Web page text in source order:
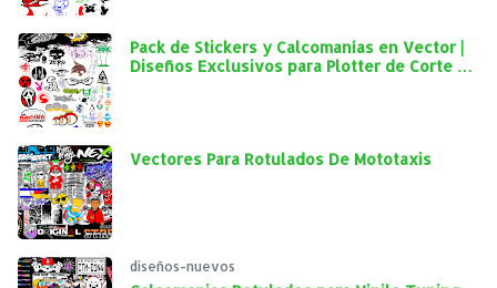
Pack de Stickers y Calcomanías en Vector |
Diseños Exclusivos para Plotter de Corte y
Vectores Para Rotulados De Mototaxis
diseños-nuevos